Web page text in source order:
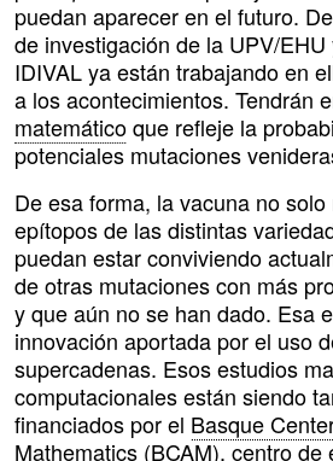
puedan aparecer en el futuro.
de investigación de la UPV/
IDIVAL ya están trabajando en
a los acontecimientos. Tendrán
matemáticoque refleje la
potenciales mutaciones
De esa forma, la vacuna no
epítopos de las distintas
puedan estar conviviendo
de otras mutaciones con más
y que aún no se han dado. Esa
innovación aportada por el uso
supercadenas. Esos estudios
computacionales están siendo
financiados por el Basque
Mathematics (BCAM), centro de